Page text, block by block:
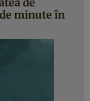
minute în